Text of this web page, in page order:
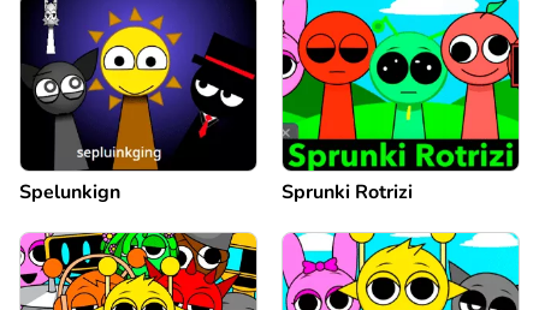
Spelunkign Sprunki Rotrizi